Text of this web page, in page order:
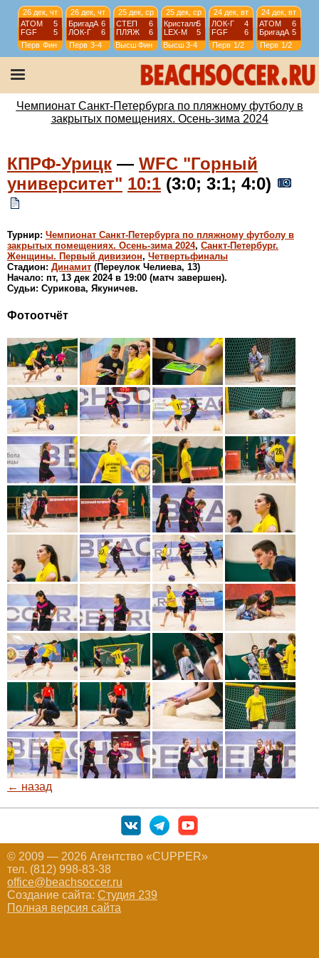
26 дек, чт
АТОМ
5
FGF
5
Перв Фин
26 дек, чт
БригадА 6
ЛОК-Г
6
Перв 3-4
25 дек, ср
СТЕП
6
ПЛЯЖ
6
Высш Фин
25 дек, ср
Кристалл5
LEX-М
5
Высш 3-4
24 дек, вт
ЛОК-Г
4
FGF
6
Перв 1/2
24 дек, вт
АТОМ
6
БригадА 5
Перв 1/2
23 дек, пн
2
БригадА 5
20 дек, пт
WKRIS
2
СПбW
1
20 дек, пт
WЛОКО
4
ЗВМ
5
Чемпионат Санкт-Петербурга по пляжному футболу в
закрытых помещениях. Осень-зима 2024
КПРФ-Урицк — WFC "Горный
университет" 10:1 (3:0; 3:1; 4:0)
Турнир: Чемпионат Санкт-Петербурга по пляжному футболу в
закрытых помещениях. Осень-зима 2024, Санкт-Петербург.
Женщины. Первый дивизион, Четвертьфиналы
Стадион: Динамит (Переулок Челиева, 13)
Начало: пт, 13 дек 2024 в 19:00 (матч завершен).
Судьи: Сурикова, Якуничев.
Фотоотчёт
← назад
© 2009 — 2026 Агентство «CUPPER»
тел. (812) 998-83-38
office@beachsoccer.ru
Создание сайта: Студия 239
Полная версия сайта